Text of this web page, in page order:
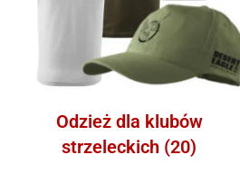
Odzież dla klubów
strzeleckich (20)